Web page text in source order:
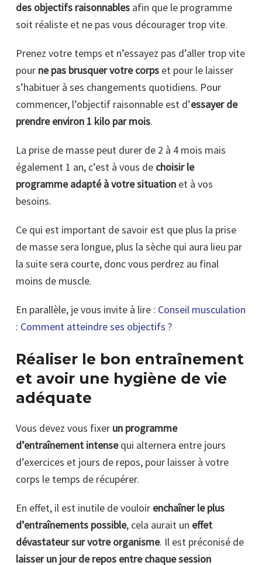
des objectifs raisonnables afin que le programme
soit réaliste et ne pas vous décourager trop vite.
Prenez votre temps et n’essayez pas d’aller trop vite
pour ne pas brusquer votre corps et pour le laisser
s’habituer à ses changements quotidiens. Pour
commencer, l’objectif raisonnable est d’essayer de
prendre environ 1 kilo par mois.
La prise de masse peut durer de 2 à 4 mois mais
également 1 an, c’est à vous de choisir le
programme adapté à votre situation et à vos
besoins.
Ce qui est important de savoir est que plus la prise
de masse sera longue, plus la sèche qui aura lieu par
la suite sera courte, donc vous perdrez au final
moins de muscle.
En parallèle, je vous invite à lire : Conseil musculation
: Comment atteindre ses objectifs ?
Réaliser le bon entraînement
et avoir une hygiène de vie
adéquate
Vous devez vous fixer un programme
d’entraînement intensequi alternera entre jours
d’exercices et jours de repos, pour laisser à votre
corps le temps de récupérer.
En effet, il est inutile de vouloir enchaîner le plus
d’entraînements possible, cela aurait un effet
dévastateur sur votre organisme. Il est préconisé de
laisser un jour de repos entre chaque session